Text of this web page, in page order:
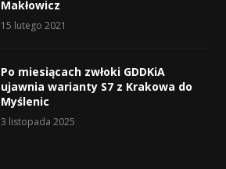
Makłowicz
15 lutego 2021
Po miesiącach zwłoki GDDKiA
ujawnia warianty S7 z Krakowa do
Myślenic
3 listopada 2025